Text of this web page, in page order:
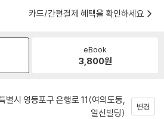
카드/간편결제 혜택을 확인하세요
eBook
3,800원
별시 영등포구 은행로 11(여의도동,
일신빌딩)
변경